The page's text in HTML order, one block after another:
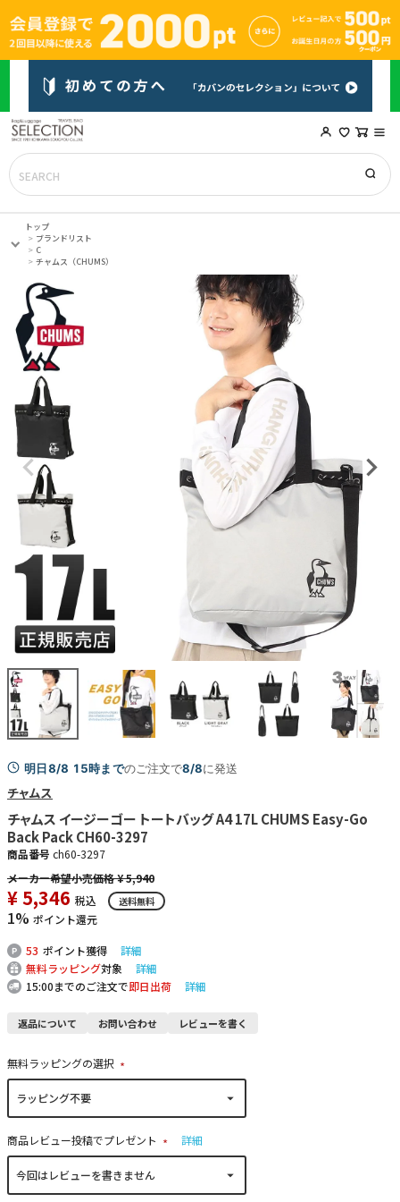
トップ
ブランドリスト
C
チャムス（CHUMS）
明日8/8 15時までのご注文で8/8に発送
チャムス
チャムス イージーゴー トートバッグ A4 17L CHUMS Easy-Go
Back Pack CH60-3297
商品番号 ch60-3297
¥5,940
¥5,346 税込 送料無料
1% ポイント還元
53 ポイント獲得
詳細
無料ラッピング対象
詳細
15:00までのご注文で即日出荷 詳細
返品について お問い合わせ レビューを書く
無料ラッピングの選択
(
商品レビュー投稿でプレゼント
(
詳細